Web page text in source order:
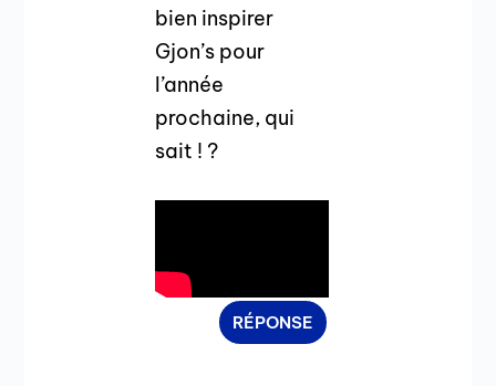
bien inspirer
Gjon’s pour
l’année
prochaine, qui
sait ! ?
RÉPONSE